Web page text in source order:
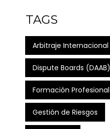
TAGS
Arbitraje Internacional
Dispute Boards (DAAB)
Formación Profesional
Gestión de Riesgos